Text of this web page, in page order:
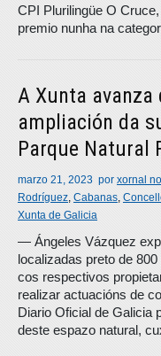
CPI Plurilingüe O
premio nunha na
A Xunta avanza
ampliación da
Parque Natural
marzo 21, 2023 por xornal
Rodríguez, Cabanas,
Xunta de Galicia
— Ángeles Vázquez
localizadas preto de
cos respectivos
realizar actuacións de
Diario Oficial de Galicia
deste espazo natural,